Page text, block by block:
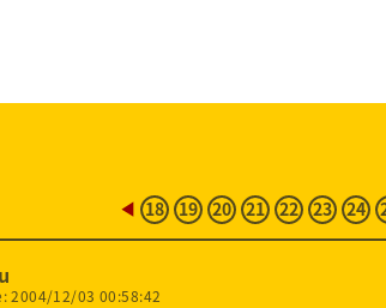
◀ 18 19 20 21 22 23 24
2004/12/03 00:58:42